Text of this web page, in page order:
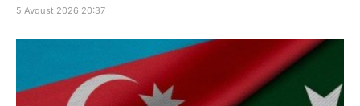
5 Avqust 2026 20:37